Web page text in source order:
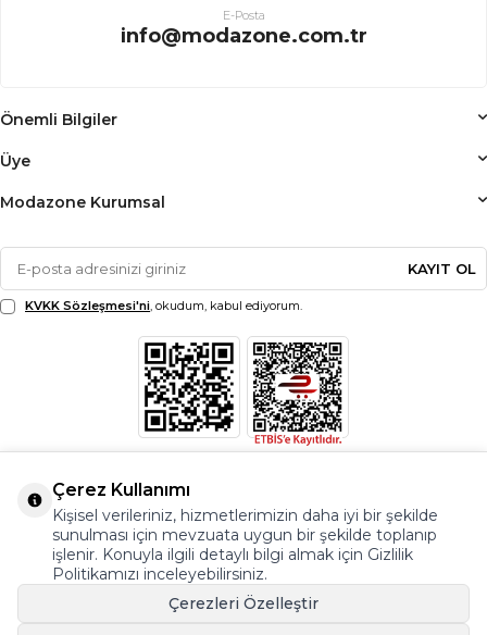
E-Posta
info@modazone.com.tr
Önemli Bilgiler
Üye
Modazone Kurumsal
KAYIT OL
KVKK Sözleşmesi'ni, okudum, kabul ediyorum.
Çerez Kullanımı
Kişisel verileriniz, hizmetlerimizin daha iyi bir şekilde
sunulması için mevzuata uygun bir şekilde toplanıp
işlenir. Konuyla ilgili detaylı bilgi almak için Gizlilik
Politikamızı inceleyebilirsiniz.
Çerezleri Özelleştir